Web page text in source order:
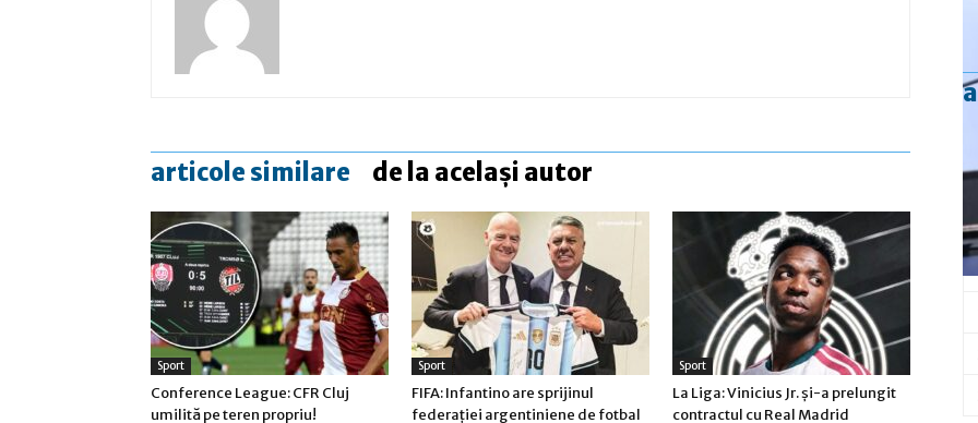
articole similare de la același autor
Sport
Conference League: CFR Cluj
umilită pe teren propriu!
Sport
FIFA: Infantino are sprijinul
federaţiei argentiniene de fotbal
Sport
La Liga: Vinicius Jr. şi-a prelungit
contractul cu Real Madrid